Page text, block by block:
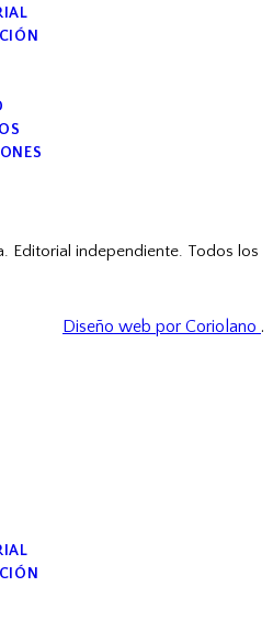
Editorial independiente. Todos los
Diseño web por Coriolano .